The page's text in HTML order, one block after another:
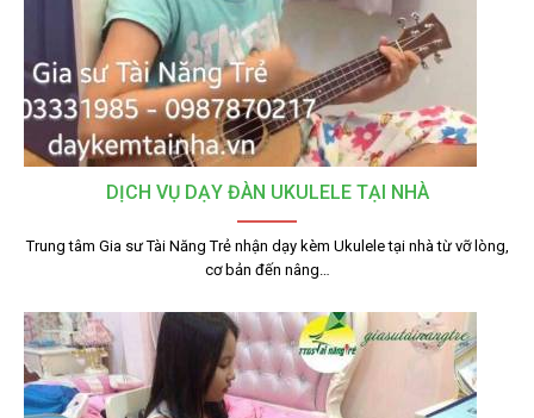
DỊCH VỤ DẠY ĐÀN UKULELE TẠI NHÀ
Trung tâm Gia sư Tài Năng Trẻ nhận dạy kèm Ukulele tại nhà từ vỡ lòng,
cơ bản đến nâng…